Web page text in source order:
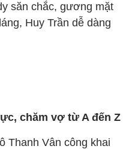
săn chắc, gương mặt
Huy Trần dễ dàng
chăm vợ từ A đến Z
Thanh Vân công khai